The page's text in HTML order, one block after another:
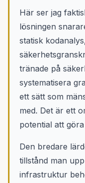
Här ser jag
lösningen
statisk
tränade på
systematisera
ett sätt som
med. Det är ett
potential att
Den bredare
tillstånd man
infrastruktur